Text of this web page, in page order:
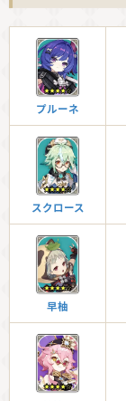
プルーネ
スクロース
早柚